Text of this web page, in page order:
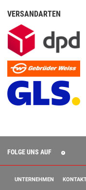
VERSANDARTEN
FOLGE UNS AUF
UNTERNEHMEN